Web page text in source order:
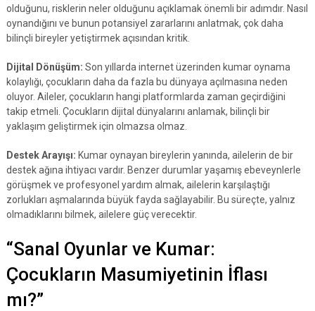
olduğunu, risklerin neler olduğunu açıklamak önemli bir adımdır. Nasıl
oynandığını ve bunun potansiyel zararlarını anlatmak, çok daha
bilinçli bireyler yetiştirmek açısından kritik.
Dijital Dönüşüm: Son yıllarda internet üzerinden kumar oynama
kolaylığı, çocukların daha da fazla bu dünyaya açılmasına neden
oluyor. Aileler, çocukların hangi platformlarda zaman geçirdiğini
takip etmeli. Çocukların dijital dünyalarını anlamak, bilinçli bir
yaklaşım geliştirmek için olmazsa olmaz.
Destek Arayışı: Kumar oynayan bireylerin yanında, ailelerin de bir
destek ağına ihtiyacı vardır. Benzer durumlar yaşamış ebeveynlerle
görüşmek ve profesyonel yardım almak, ailelerin karşılaştığı
zorlukları aşmalarında büyük fayda sağlayabilir. Bu süreçte, yalnız
olmadıklarını bilmek, ailelere güç verecektir.
“Sanal Oyunlar ve Kumar:
Çocukların Masumiyetinin İflası
mı?”